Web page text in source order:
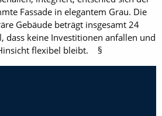
Fassade in elegantem Grau. Die
Gebäude beträgt insgesamt 24
dass keine Investitionen anfallen und
flexibel bleibt. §